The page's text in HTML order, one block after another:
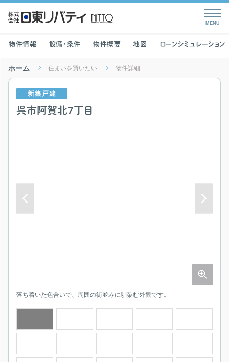
物件情報 設備・条件 物件概要 地図 ローンシミュレーション
ホーム 住まいを買いたい 物件詳細
新築戸建
呉市阿賀北7丁目
落ち着いた色合いで、周囲の街並みに馴染む外観です。
室内にたっぷりと光が差し込む、快適なリビングです。
シンプルで使いやすい設計のキッチン。毎日の料理が快適に。
清潔感のあるバスルーム。高級感のあるデザインが魅力です。
呉市立原小学校565m
呉市立東畑中学校2086m
ローソン 呉阿賀北七丁目店133m
ゆめマート阿賀1718ｍ